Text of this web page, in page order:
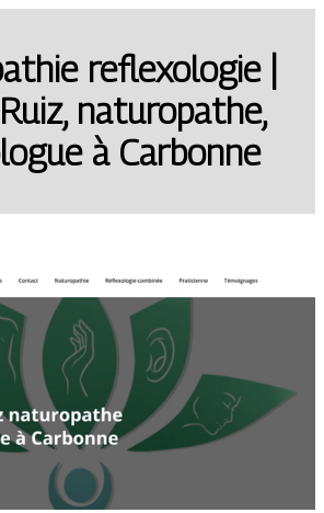
reflexolo­gie |
naturopathe,
à Carbonne